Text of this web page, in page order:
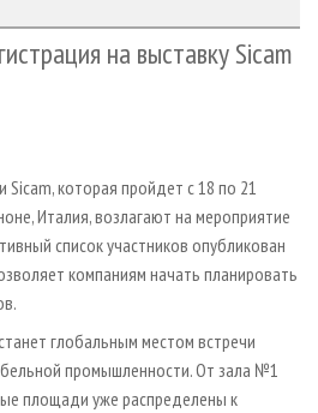
ПЛИТ
на выставку Sicam
которая пройдет с 18 по 21
Италия, возлагают на мероприятие
список участников опубликован
компаниям начать планировать
глобальным местом встречи
промышленности. От зала №1
площади уже распределены к